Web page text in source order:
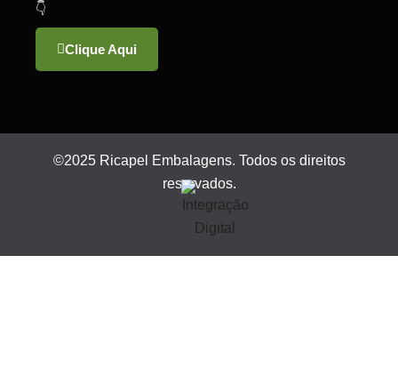
👇
Clique Aqui
©2025 Ricapel Embalagens. Todos os direitos
reservados.